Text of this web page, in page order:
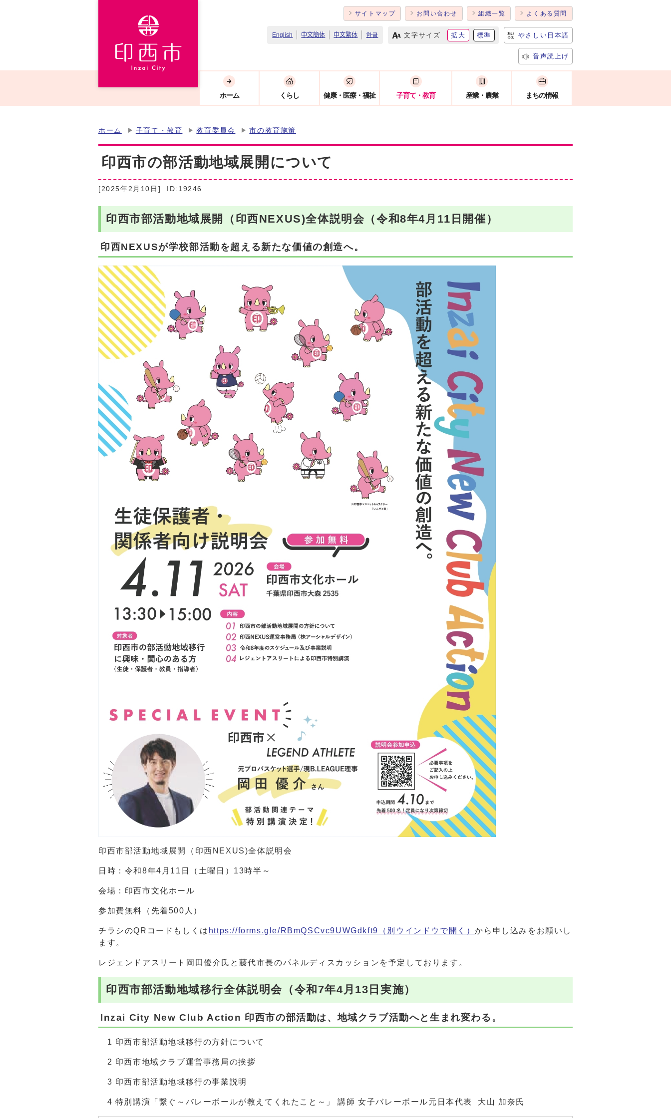
サイトマップ お問い合わせ 組織一覧 よくある質問
English 中文簡体 中文繁体 한글 文字サイズ 拡大 標準 やさしい日本語
音声読上げ
ホーム くらし 健康・医療・福祉 子育て・教育 産業・農業 まちの情報
ホーム 子育て・教育 教育委員会 市の教育施策
印西市の部活動地域展開について
[2025年2月10日] ID:19246
印西市部活動地域展開（印西NEXUS)全体説明会（令和8年4月11日開催）
印西NEXUSが学校部活動を超える新たな価値の創造へ。
印西市部活動地域展開（印西NEXUS)全体説明会
日時：令和8年4月11日（土曜日）13時半～
会場：印西市文化ホール
参加費無料（先着500人）
チラシのQRコードもしくは https://forms.gle/RBmQSCvc9UWGdkft9 （別ウインドウで開く）から申し込みをお願いし
ます。
レジェンドアスリート岡田優介氏と藤代市長のパネルディスカッションを予定しております。
印西市部活動地域移行全体説明会（令和7年4月13日実施）
Inzai City New Club Action 印西市の部活動は、地域クラブ活動へと生まれ変わる。
1 印西市部活動地域移行の方針について
2 印西市地域クラブ運営事務局の挨拶
3 印西市部活動地域移行の事業説明
4 特別講演「繋ぐ～バレーボールが教えてくれたこと～」 講師 女子バレーボール元日本代表 大山 加奈氏